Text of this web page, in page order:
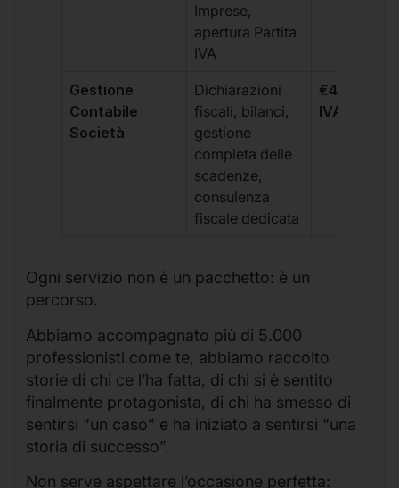
Imprese,
apertura Partita
IVA
Gestione
Contabile
Società
Dichiarazioni
fiscali, bilanci,
gestione
completa delle
scadenze,
consulenza
fiscale dedicata
€499 +
IVA/
Ogni servizio non è un pacchetto: è un
percorso.
Abbiamo accompagnato più di 5.000
professionisti come te, abbiamo raccolto
storie di chi ce l’ha fatta, di chi si è sentito
finalmente protagonista, di chi ha smesso di
sentirsi “un caso” e ha iniziato a sentirsi “una
storia di successo”.
Non serve aspettare l’occasione perfetta: